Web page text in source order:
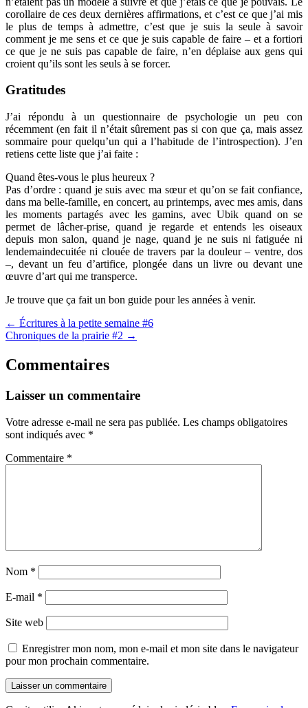
corollaire de ces deux dernières affirmations, et c’est ce que j’ai mis
le plus de temps à admettre, c’est que je suis la seule à savoir
comment je me sens et ce que je suis capable de faire – et a fortiori
ce que je ne suis pas capable de faire, n’en déplaise aux gens qui
croient qu’ils sont les seuls à se forcer.
Gratitudes
J’ai répondu à un questionnaire de psychologie un peu con
récemment (en fait il n’était sûrement pas si con que ça, mais assez
sommaire pour quelqu’un qui a l’habitude de l’introspection). J’en
retiens cette liste que j’ai faite :
Quand êtes-vous le plus heureux ?
Pas d’ordre : quand je suis avec ma sœur et qu’on se fait confiance,
dans ma belle-famille, en concert, au printemps, avec mes amis, dans
les moments partagés avec les gamins, avec Ubik quand on se
permet de lâcher-prise, quand je regarde et entends les oiseaux
depuis mon salon, quand je nage, quand je ne suis ni fatiguée ni
lendemaindecuitée ni clouée de travers par la douleur – ventre, dos
–, devant un feu d’artifice, plongée dans un livre ou devant une
œuvre d’art qui me transperce.
Je trouve que ça fait un bon guide pour les années à venir.
← Écritures à la petite semaine #6
Chroniques de la prairie #2 →
Commentaires
Laisser un commentaire
Votre adresse e-mail ne sera pas publiée. Les champs obligatoires
sont indiqués avec *
Commentaire *
Nom *
E-mail *
Site web
Enregistrer mon nom, mon e-mail et mon site dans le navigateur
pour mon prochain commentaire.